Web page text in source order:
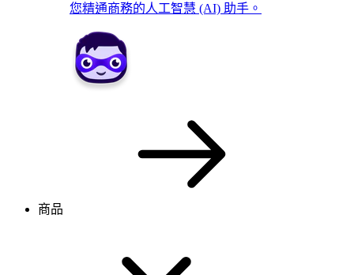
您精通商務的人工智慧 (AI) 助手。
商品